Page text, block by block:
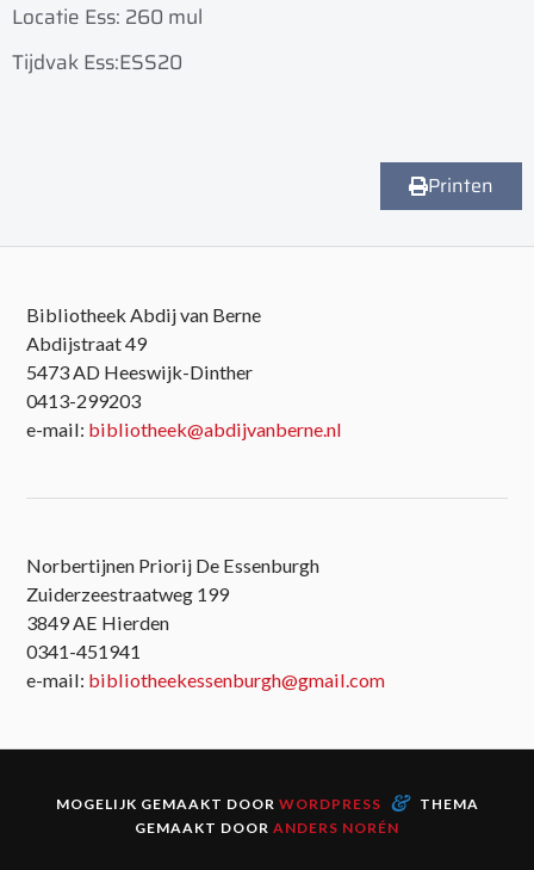
Locatie Ess: 260 mul
Tijdvak Ess:ESS20
Printen
Bibliotheek Abdij van Berne
Abdijstraat 49
5473 AD Heeswijk-Dinther
0413-299203
e-mail: bibliotheek@abdijvanberne.nl
Norbertijnen Priorij De Essenburgh
Zuiderzeestraatweg 199
3849 AE Hierden
0341-451941
e-mail: bibliotheekessenburgh@gmail.com
MOGELIJK GEMAAKT DOOR WORDPRESS &
THEMA
GEMAAKT DOOR ANDERS NORÉN